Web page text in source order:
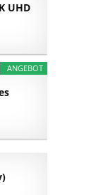
UHD
ANGEBOT